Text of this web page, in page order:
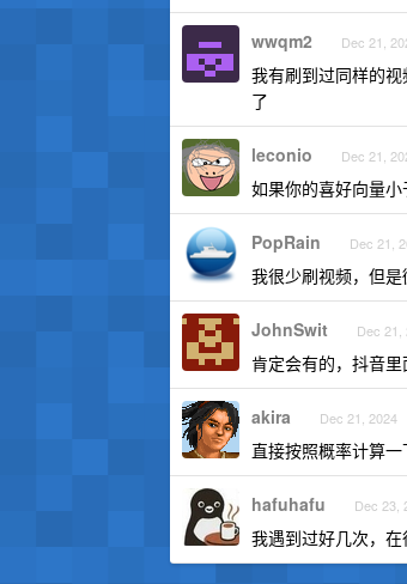
wwqm2 Dec 21,
我有刷到过同样的
了
leconio Dec 21,
如果你的喜好向量
PopRain Dec 21,
我很少刷视频，但
JohnSwit Dec 21,
肯定会有的，抖音
akira Dec 21, 2024
直接按照概率计算
hafuhafu Dec 23,
我遇到过好几次，在